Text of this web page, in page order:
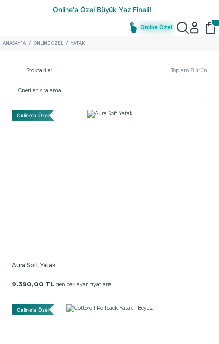
Online Özel
ANASAYFA ONLINE ÖZEL YATAK
Stoktakiler Toplam 8 ürün
Online'a Özel
Aura Soft Yatak
9.390,00 TL'den başlayan fiyatlarla
Online'a Özel